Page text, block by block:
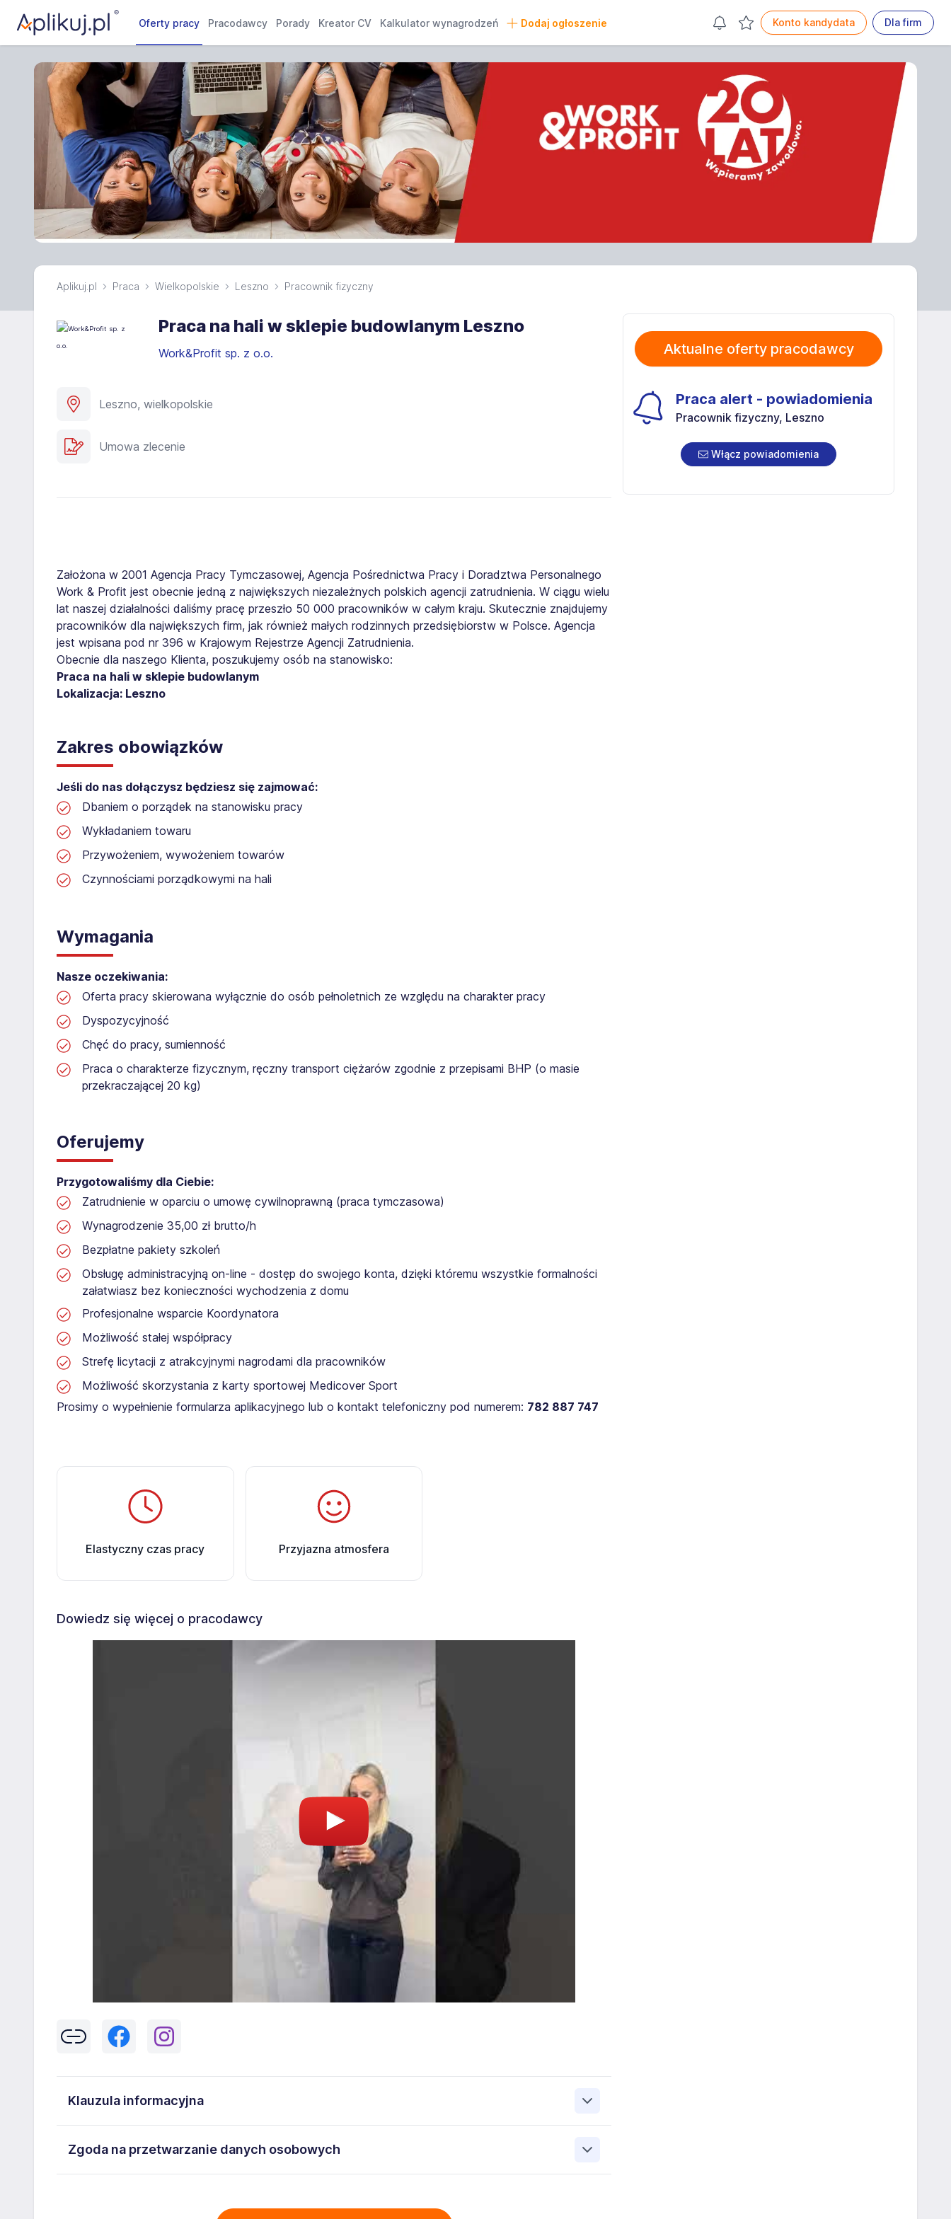
Oferty pracy Pracodawcy Porady Kreator CV Kalkulator wynagrodzeń Dodaj ogłoszenie Konto kandydata Dla firm
Aplikuj.pl Praca Wielkopolskie Leszno Pracownik fizyczny
Praca na hali w sklepie budowlanym Leszno
Work&Profit sp. z o.o.
Leszno, wielkopolskie
Umowa zlecenie
Założona w 2001 Agencja Pracy Tymczasowej, Agencja Pośrednictwa Pracy i Doradztwa Personalnego
Work & Profit jest obecnie jedną z największych niezależnych polskich agencji zatrudnienia. W ciągu wielu
lat naszej działalności daliśmy pracę przeszło 50 000 pracowników w całym kraju. Skutecznie znajdujemy
pracowników dla największych firm, jak również małych rodzinnych przedsiębiorstw w Polsce. Agencja
jest wpisana pod nr 396 w Krajowym Rejestrze Agencji Zatrudnienia.
Obecnie dla naszego Klienta, poszukujemy osób na stanowisko:
Praca na hali w sklepie budowlanym
Lokalizacja: Leszno
Zakres obowiązków
Jeśli do nas dołączysz będziesz się zajmować:
Dbaniem o porządek na stanowisku pracy
Wykładaniem towaru
Przywożeniem, wywożeniem towarów
Czynnościami porządkowymi na hali
Wymagania
Nasze oczekiwania:
Oferta pracy skierowana wyłącznie do osób pełnoletnich ze względu na charakter pracy
Dyspozycyjność
Chęć do pracy, sumienność
Praca o charakterze fizycznym, ręczny transport ciężarów zgodnie z przepisami BHP (o masie
przekraczającej 20 kg)
Oferujemy
Przygotowaliśmy dla Ciebie:
Zatrudnienie w oparciu o umowę cywilnoprawną (praca tymczasowa)
Wynagrodzenie 35,00 zł brutto/h
Bezpłatne pakiety szkoleń
Obsługę administracyjną on-line - dostęp do swojego konta, dzięki któremu wszystkie formalności
załatwiasz bez konieczności wychodzenia z domu
Profesjonalne wsparcie Koordynatora
Możliwość stałej współpracy
Strefę licytacji z atrakcyjnymi nagrodami dla pracowników
Możliwość skorzystania z karty sportowej Medicover Sport
Prosimy o wypełnienie formularza aplikacyjnego lub o kontakt telefoniczny pod numerem: 782 887 747
Elastyczny czas pracy Przyjazna atmosfera
Dowiedz się więcej o pracodawcy
Klauzula informacyjna
43-300 Bielsko-Biała danych osobowych zawartych w zgłoszeniu rekrutacyjnym w celu prowadzenia rekrutacji
Zgoda na przetwarzanie danych osobowych
43-300 Bielsko-Biała ul. 11 Listopada 60-62 , NIP: 5471988634 zawartych w załączonych dokumentach
Aktualne oferty pracodawcy
Praca alert - powiadomienia
Pracownik fizyczny, Leszno
Włącz powiadomienia